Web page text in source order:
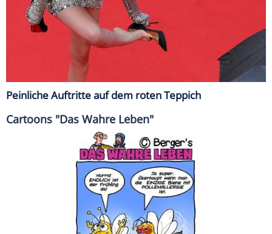
Peinliche Auftritte auf dem roten Teppich
Cartoons "Das Wahre Leben"